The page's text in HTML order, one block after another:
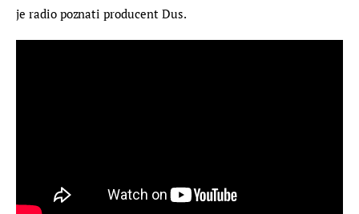
je radio poznati producent Dus.